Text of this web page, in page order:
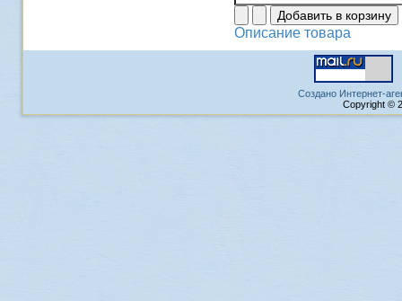
Описание товара
Создано Интернет-
Copyright ©